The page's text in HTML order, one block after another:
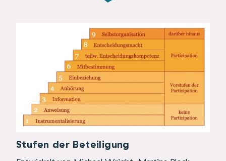
Stufen der Beteiligung